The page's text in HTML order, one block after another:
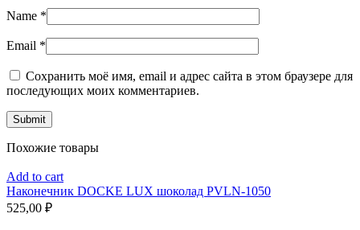
Name *
Email *
Сохранить моё имя, email и адрес сайта в этом браузере для
последующих моих комментариев.
Похожие товары
Add to cart
Наконечник DOCKE LUX шоколад PVLN-1050
525,00 ₽